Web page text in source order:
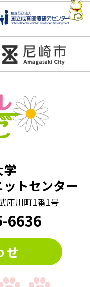
#ブロック当て
#並べかえクイズ
間はずれクイズ
字探し
クイズ
#法則クイズ
し
埋めクイズ
学
トセンター
庫川町1番1号
6636
せ